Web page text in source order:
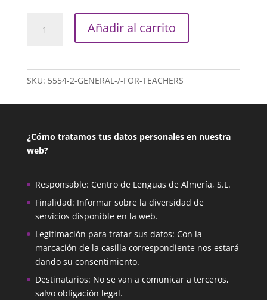
Añadir al carrito
SKU: 5554-2-GENERAL-/-FOR-TEACHERS
¿Cómo tratamos tus datos personales en nuestra
web?
Responsable: Centro de Lenguas de Almería, S.L.
Finalidad: Informar sobre la diversidad de
servicios disponible en la web.
Legitimación para tratar sus datos: Con la
marcación de la casilla correspondiente nos estará
dando su consentimiento.
Destinatarios: No se van a comunicar a terceros,
salvo obligación legal.